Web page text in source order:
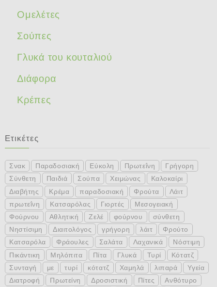
Ομελέτες
Σούπες
Γλυκά του κουταλιού
Διάφορα
Κρέπες
Ετικέτες
Σνακ Παραδοσιακή Εύκολη Πρωτεΐνη
Γρήγορη
Σύνθετη
Παιδιά Σούπα Χειμώνας
Καλοκαίρι
Διαβήτης
Κρέμα παραδοσιακή Φρούτα
Λάιτ
πρωτεΐνη
Κατσαρόλας Γιορτές
Μεσογειακή
Φούρνου
Αθλητική Ζελέ φούρνου
σύνθετη
Νηστίσιμη
Διαιτολόγος γρήγορη λάιτ
Φρούτο
Κατσαρόλα
Φράουλες Σαλάτα Λαχανικά
Νόστιμη
Πικάντικη
Μηλόπιτα Πίτα Γλυκά Τυρί
Κότατζ
Συνταγή
με τυρί κότατζ Χαμηλά λιπαρά
Υγεία
Διατροφή
Πρωτείνη Δροσιστική Πίτες
Ανθότυρο